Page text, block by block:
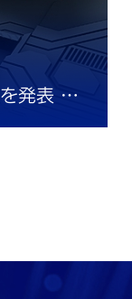
2025年度国家科学技術賞を発表 北京市が受賞成果割合で全国首位に